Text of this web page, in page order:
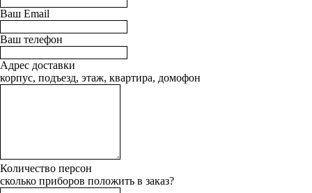
Ваш Email
Ваш телефон
Адрес доставки
корпус, подъезд, этаж, квартира, домофон
Количество персон
сколько приборов положить в заказ?